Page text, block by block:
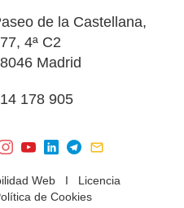
de la Castellana,
4ª C2
Madrid
178 905
WebI Licencia
de Cookies